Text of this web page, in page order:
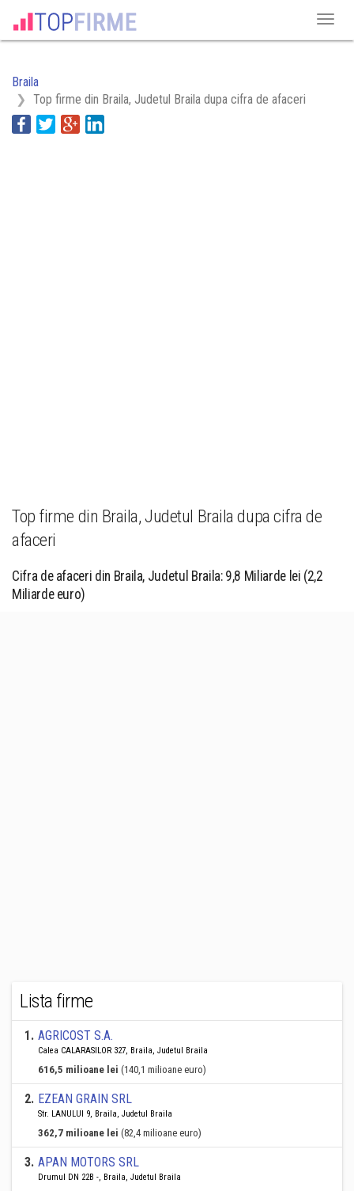
Braila
Top firme din Braila, Judetul Braila dupa cifra de afaceri
Top firme din Braila, Judetul Braila dupa cifra de
afaceri
Cifra de afaceri din Braila, Judetul Braila: 9,8 Miliarde lei (2,2
Miliarde euro)
Lista firme
1. AGRICOST S.A.
Calea CALARASILOR 327, Braila, Judetul Braila
616,5 milioane lei (140,1 milioane euro)
2. EZEAN GRAIN SRL
Str. LANULUI 9, Braila, Judetul Braila
362,7 milioane lei (82,4 milioane euro)
3. APAN MOTORS SRL
Drumul DN 22B -, Braila, Judetul Braila